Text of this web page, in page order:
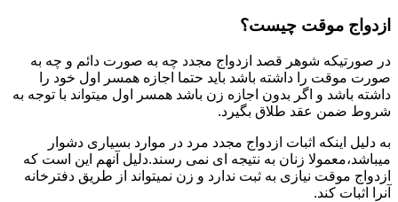
ازدواج موقت چیست؟
در صورتیکه شوهر قصد ازدواج مجدد چه به صورت دائم و چه به
صورت موقت را داشته باشد باید حتما اجازه همسر اول خود را
داشته باشد و اگر بدون اجازه زن باشد همسر اول میتواند با توجه به
شروط ضمن عقد طلاق بگیرد.
به دلیل اینکه اثبات ازدواج مجدد مرد در موارد بسیاری دشوار
میباشد،معمولا زنان به نتیجه ای نمی رسند.دلیل آنهم این است که
ازدواج موقت نیازی به ثبت ندارد و زن نمیتواند از طریق دفترخانه
آنرا اثبات کند.